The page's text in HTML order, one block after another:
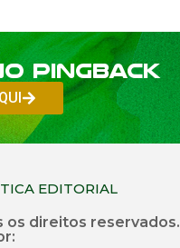
PINGBACK
EDITORIAL
os direitos reservados.